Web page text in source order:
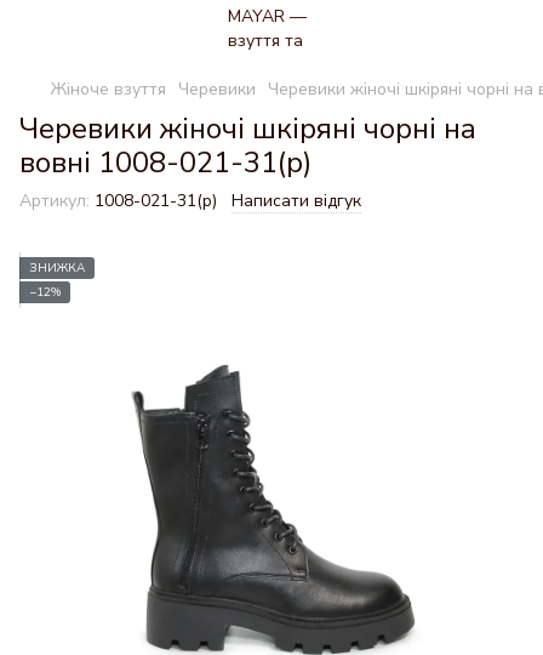
Жіноче взуття Черевики Черевики жіночі шкіряні чорні
Черевики жіночі шкіряні чорні на
вовні 1008-021-31(р)
Артикул: 1008-021-31(р) Написати відгук
ЗНИЖКА
−12%